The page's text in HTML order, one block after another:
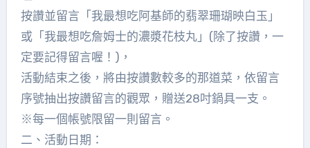
按讚並留言「我最想吃阿基師的翡翠珊瑚映白玉」
或「我最想吃詹姆士的濃漿花枝丸」(除了按讚，一
定要記得留言喔！)，
活動結束之後，將由按讚數較多的那道菜，依留言
序號抽出按讚留言的觀眾，贈送28吋鍋具一支。
※每一個帳號限留一則留言。
二、活動日期：